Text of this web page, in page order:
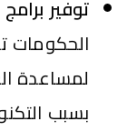
توفير
الحكومات
لمساعدة
بسبب